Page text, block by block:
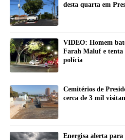
desta quarta em
VIDEO: Homem
Farah Maluf e tenta
polícia
Cemitérios de
cerca de 3 mil
Energisa alerta para